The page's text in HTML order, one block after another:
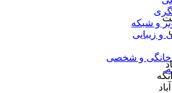
و شبکه
و زیبایی
خانگی و شخصی